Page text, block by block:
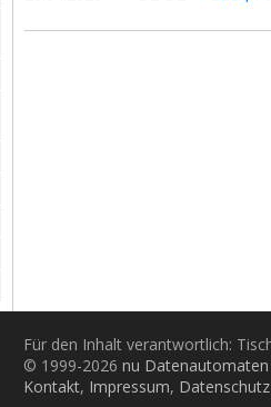
Für den Inhalt verantwortlich:
© 1999-2026 nu
Kontakt, Impressum, Datenschutz